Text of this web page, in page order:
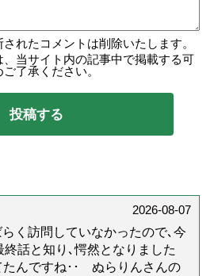
れたコメントは削除いたします。
当サイト内の記事中で掲載する可
了承ください。
2026-08-07
く訪問していなかったので､今
終話と知り､愕然となりました
んですね･･ ぬらりんさんの